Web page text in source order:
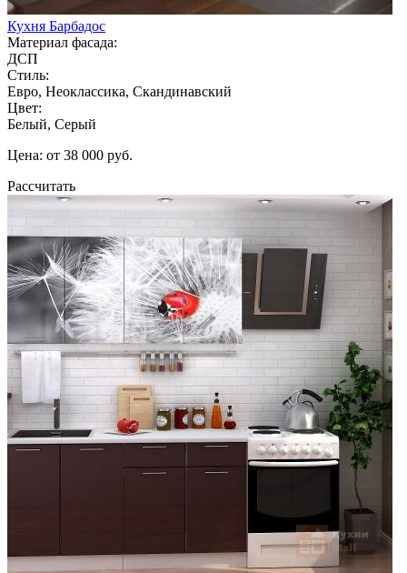
Кухня Барбадос
Материал фасада:
ДСП
Стиль:
Евро, Неоклассика, Скандинавский
Цвет:
Белый, Серый
Цена: от 38 000 руб.
Рассчитать